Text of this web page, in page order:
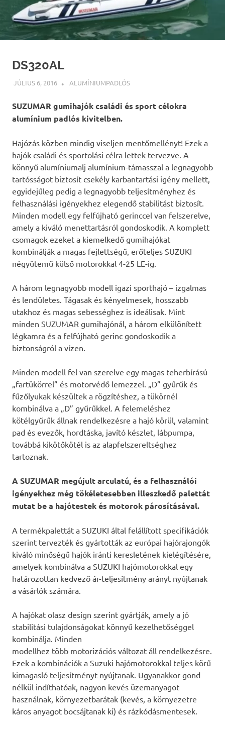
DS320AL
JÚLIUS 6, 2016 INFOPARTNER
ALUMÍNIUMPADLÓS
SUZUMAR gumihajók családi és sport célokra
alumínium padlós kivitelben.
Hajózás közben mindig viseljen mentőmellényt! Ezek a
hajók családi és sportolási célra lettek tervezve. A
könnyű alumíniumalj alumínium-támasszal a legnagyobb
tartósságot biztosít csekély karbantartási igény mellett,
egyidejűleg pedig a legnagyobb teljesítményhez és
felhasználási igényekhez elegendő stabilitást biztosít.
Minden modell egy felfújható gerinccel van felszerelve,
amely a kiváló menettartásról gondoskodik. A komplett
csomagok ezeket a kiemelkedő gumihajókat
kombinálják a magas fejlettségű, erőteljes SUZUKI
négyütemű külső motorokkal 4-25 LE-ig.
A három legnagyobb modell igazi sporthajó – izgalmas
és lendületes. Tágasak és kényelmesek, hosszabb
utakhoz és magas sebességhez is ideálisak. Mint
minden SUZUMAR gumihajónál, a három elkülönített
légkamra és a felfújható gerinc gondoskodik a
biztonságról a vízen.
Minden modell fel van szerelve egy magas teherbírású
„fartükörrel” és motorvédő lemezzel. „D” gyűrűk és
fűzőlyukak készültek a rögzítéshez, a tükörnél
kombinálva a „D” gyűrűkkel. A felemeléshez
kötélgyűrűk állnak rendelkezésre a hajó körül, valamint
pad és evezők, hordtáska, javító készlet, lábpumpa,
továbbá kikötőkötél is az alapfelszereltséghez
tartoznak.
A SUZUMAR megújult arculatú, és a felhasználói
igényekhez még tökéletesebben illeszkedő palettát
mutat be a hajótestek és motorok párosításával.
A termékpalettát a SUZUKI által felállított specifikációk
szerint tervezték és gyártották az európai hajórajongók
kiváló minőségű hajók iránti keresletének kielégítésére,
amelyek kombinálva a SUZUKI hajómotorokkal egy
határozottan kedvező ár-teljesítmény arányt nyújtanak
a vásárlók számára.
A hajókat olasz design szerint gyártják, amely a jó
stabilitási tulajdonságokat könnyű kezelhetőséggel
kombinálja. Minden
modellhez több motorizációs változat áll rendelkezésre.
Ezek a kombinációk a Suzuki hajómotorokkal teljes körű
kimagasló teljesítményt nyújtanak. Ugyanakkor gond
nélkül indíthatóak, nagyon kevés üzemanyagot
használnak, környezetbarátak (kevés, a környezetre
káros anyagot bocsájtanak ki) és rázkódásmentesek.